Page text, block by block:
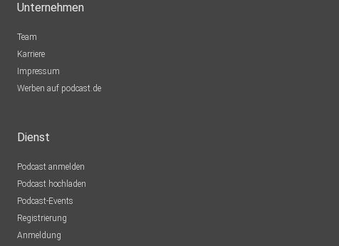
Unternehmen
Team
Karriere
Impressum
Werben auf podcast.de
Dienst
Podcast anmelden
Podcast hochladen
Podcast-Events
Registrierung
Anmeldung